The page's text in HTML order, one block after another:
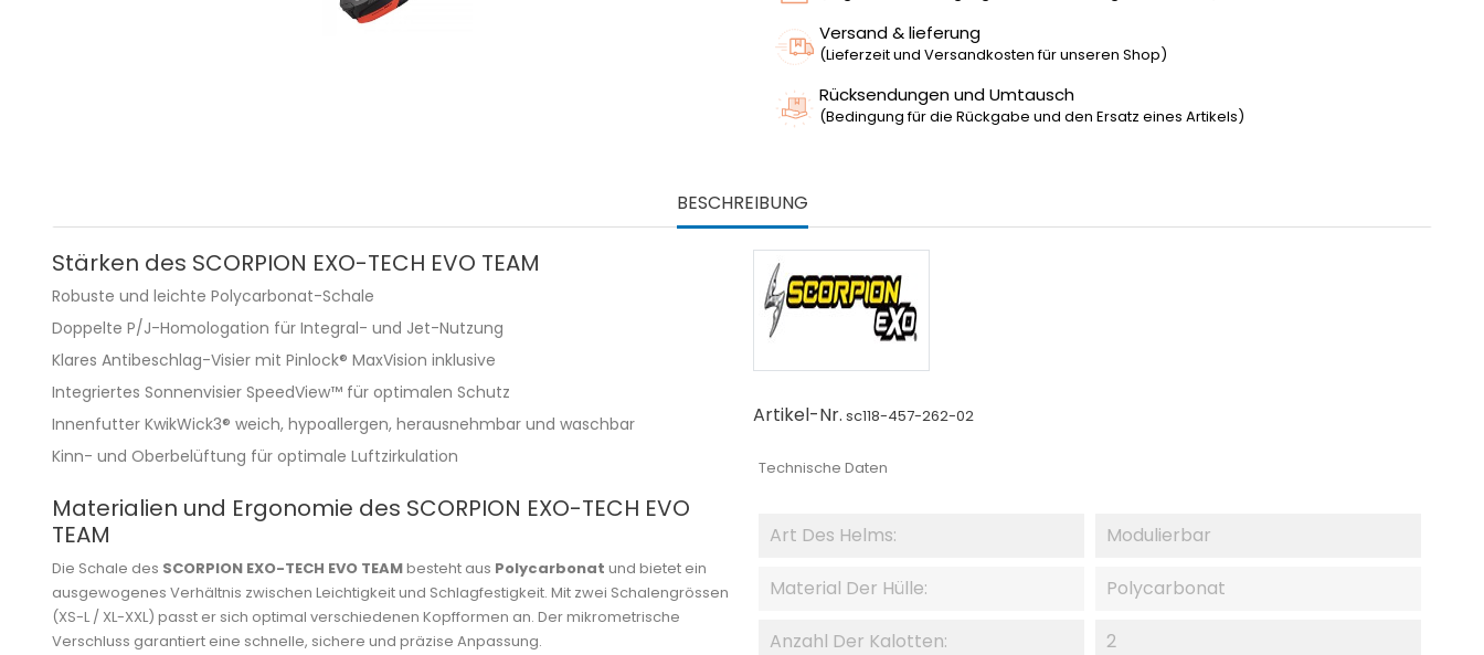
Versand & lieferung
(Lieferzeit und Versandkosten für unseren Shop)
Rücksendungen und Umtausch
(Bedingung für die Rückgabe und den Ersatz eines Artikels)
BESCHREIBUNG
Stärken des SCORPION EXO-TECH EVO TEAM
Robuste und leichte Polycarbonat-Schale
Doppelte P/J-Homologation für Integral- und Jet-Nutzung
Klares Antibeschlag-Visier mit Pinlock® MaxVision inklusive
Integriertes Sonnenvisier SpeedView™ für optimalen Schutz
Innenfutter KwikWick3® weich, hypoallergen, herausnehmbar und waschbar
Kinn- und Oberbelüftung für optimale Luftzirkulation
Materialien und Ergonomie des SCORPION EXO-TECH EVO
TEAM
Die Schale des SCORPION EXO-TECH EVO TEAMbesteht aus Polycarbonat und bietet ein
ausgewogenes Verhältnis zwischen Leichtigkeit und Schlagfestigkeit. Mit zwei Schalengrössen
(XS-L / XL-XXL) passt er sich optimal verschiedenen Kopfformen an. Der mikrometrische
Verschluss garantiert eine schnelle, sichere und präzise Anpassung.
Artikel-Nr. sc118-457-262-02
Technische Daten
Art Des Helms: Modulierbar
Material Der Hülle: Polycarbonat
Anzahl Der Kalotten: 2